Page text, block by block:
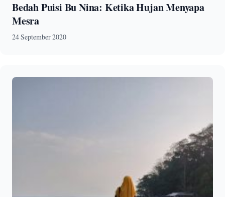
Bedah Puisi Bu Nina: Ketika Hujan Menyapa
Mesra
24 September 2020